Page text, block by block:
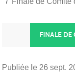
FINALE DE
Publiée le 26 sept.